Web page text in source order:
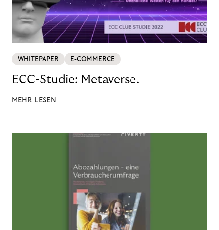
WHITEPAPER E-COMMERCE
ECC-Studie: Metaverse.
MEHR LESEN